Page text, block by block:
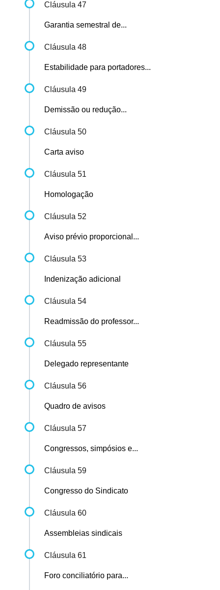
Cláusula 47
Garantia semestral de...
Cláusula 48
Estabilidade para portadores...
Cláusula 49
Demissão ou redução...
Cláusula 50
Carta aviso
Cláusula 51
Homologação
Cláusula 52
Aviso prévio proporcional...
Cláusula 53
Indenização adicional
Cláusula 54
Readmissão do professor...
Cláusula 55
Delegado representante
Cláusula 56
Quadro de avisos
Cláusula 57
Congressos, simpósios e...
Cláusula 59
Congresso do Sindicato
Cláusula 60
Assembleias sindicais
Cláusula 61
Foro conciliatório para...